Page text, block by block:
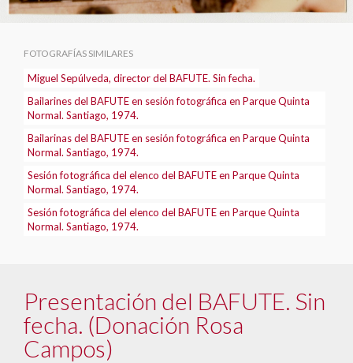
FOTOGRAFÍAS SIMILARES
Miguel Sepúlveda, director del BAFUTE. Sin fecha.
Bailarines del BAFUTE en sesión fotográfica en Parque Quinta
Normal. Santiago, 1974.
Bailarinas del BAFUTE en sesión fotográfica en Parque Quinta
Normal. Santiago, 1974.
Sesión fotográfica del elenco del BAFUTE en Parque Quinta
Normal. Santiago, 1974.
Sesión fotográfica del elenco del BAFUTE en Parque Quinta
Normal. Santiago, 1974.
Presentación del BAFUTE. Sin
fecha. (Donación Rosa
Campos)